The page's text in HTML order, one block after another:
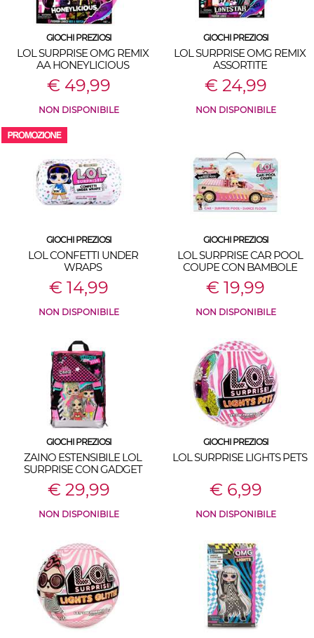
GIOCHI PREZIOSI
LOL SURPRISE OMG REMIX
AA HONEYLICIOUS
€ 49,99
NON DISPONIBILE
GIOCHI PREZIOSI
LOL SURPRISE OMG REMIX
ASSORTITE
€ 24,99
NON DISPONIBILE
GIOCHI PREZIOSI
LOL CONFETTI UNDER
WRAPS
€ 14,99
NON DISPONIBILE
GIOCHI PREZIOSI
LOL SURPRISE CAR POOL
COUPE CON BAMBOLE
ESCLUSIVE
€ 19,99
NON DISPONIBILE
GIOCHI PREZIOSI
ZAINO ESTENSIBILE LOL
SURPRISE CON GADGET
€ 29,99
NON DISPONIBILE
GIOCHI PREZIOSI
LOL SURPRISE LIGHTS PETS
€ 6,99
NON DISPONIBILE